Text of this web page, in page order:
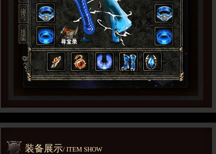
装备展示/ ITEM SHOW